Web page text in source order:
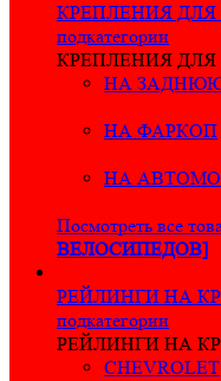
КРЕПЛЕНИЯ
подкатегории
КРЕПЛЕНИЯ
НА
НА ФАРКОП
НА
Посмотреть все
ВЕЛОСИПЕДОВ]
РЕЙЛИНГИ НА
подкатегории
РЕЙЛИНГИ НА
CHEVROLET